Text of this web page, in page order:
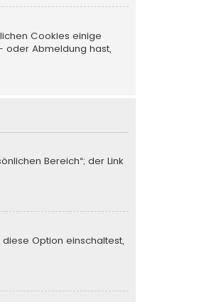
Cookies einige
oder Abmeldung hast,
Bereich“; der Link
Option einschaltest,